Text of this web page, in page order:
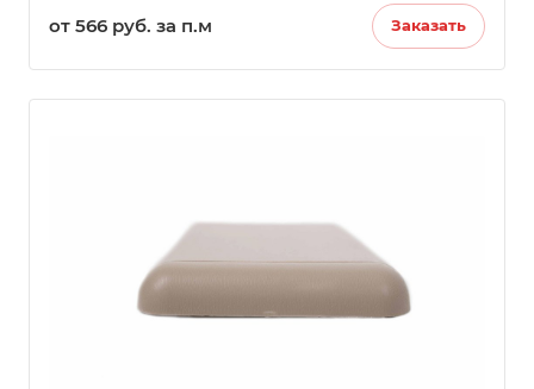
от 566 руб. за п.м Заказать